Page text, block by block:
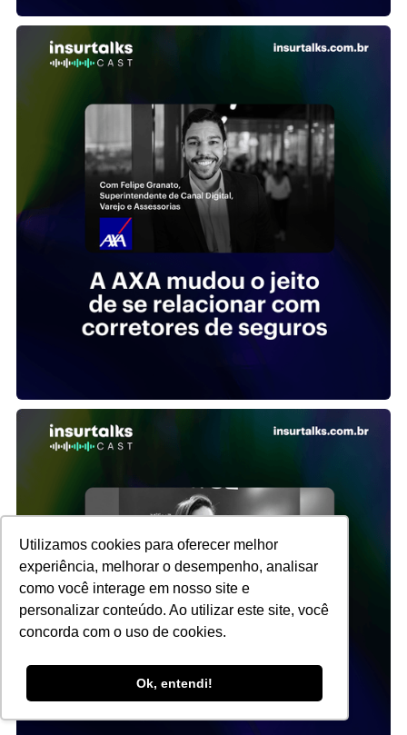
Utilizamos cookies para oferecer melhor
experiência, melhorar o desempenho, analisar
como você interage em nosso site e
personalizar conteúdo. Ao utilizar este site, você
concorda com o uso de cookies.
Ok, entendi!